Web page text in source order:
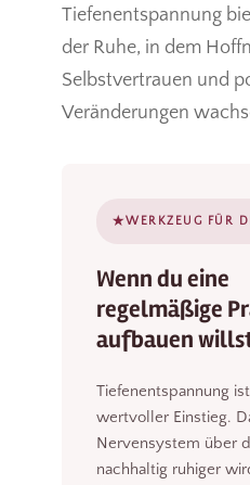
Tiefenentspannung
der Ruhe, in dem
Selbstvertrauen und
Veränderungen
★WERKZEUG FÜR
Wenn du eine
regelmäßige
aufbauen
Tiefenentspannung
wertvoller Einstieg.
Nervensystem über
nachhaltig ruhiger